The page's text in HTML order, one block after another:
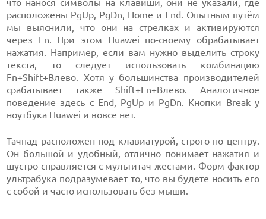
что нанося символы на клавиши, они не указали, где
расположены PgUp, PgDn, Home и End. Опытным путём
мы выяснили, что они на стрелках и активируются
через Fn. При этом Huawei по-своему обрабатывает
нажатия. Например, если вам нужно выделить строку
текста, то следует использовать комбинацию
Fn+Shift+Влево. Хотя у большинства производителей
срабатывает также Shift+Fn+Влево. Аналогичное
поведение здесь с End, PgUp и PgDn. Кнопки Break у
ноутбука Huawei и вовсе нет.
Тачпад расположен под клавиатурой, строго по центру.
Он большой и удобный, отлично понимает нажатия и
шустро справляется с мультитач-жестами. Форм-фактор
ультрабука подразумевает то, что вы будете носить его
с собой и часто использовать без мыши.